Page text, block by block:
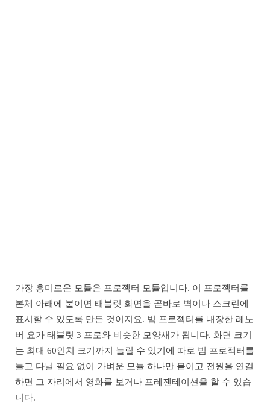
가장 흥미로운 모듈은 프로젝터 모듈입니다. 이 프로젝터를
본체 아래에 붙이면 태블릿 화면을 곧바로 벽이나 스크린에
표시할 수 있도록 만든 것이지요. 빔 프로젝터를 내장한 레노
버 요가 태블릿 3 프로와 비슷한 모양새가 됩니다. 화면 크기
는 최대 60인치 크기까지 늘릴 수 있기에 따로 빔 프로젝터를
들고 다닐 필요 없이 가벼운 모듈 하나만 붙이고 전원을 연결
하면 그 자리에서 영화를 보거나 프레젠테이션을 할 수 있습
니다.